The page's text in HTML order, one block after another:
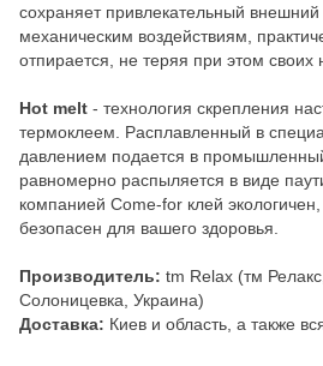
сохраняет привлекательный внешний
механическим воздействиям,
отпирается, не теряя при этом
Hot melt - технология скрепления
термоклеем. Расплавленный в
давлением подается в
равномерно распыляется в виде
компанией Come-for клей
безопасен для вашего здоровья.
Производитель: tm Relax (тм
Солоницевка, Украина)
Доставка: Киев и область, а также